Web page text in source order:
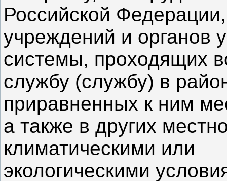
Российской Федерации,
учреждений и органов
системы, проходящих
службу (службу) в
приравненных к ним
а также в других
климатическими или
экологическими